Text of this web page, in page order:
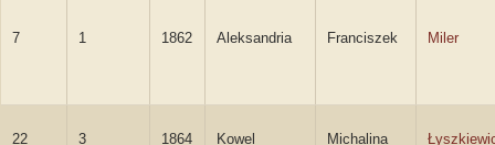
7 1 1862 Aleksandria Franciszek Miler
22 3 1864 Kowel Michalina